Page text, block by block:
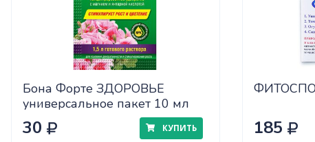
Бона Форте ЗДОРОВЬЕ
универсальное пакет 10 мл
30 КУПИТЬ 185